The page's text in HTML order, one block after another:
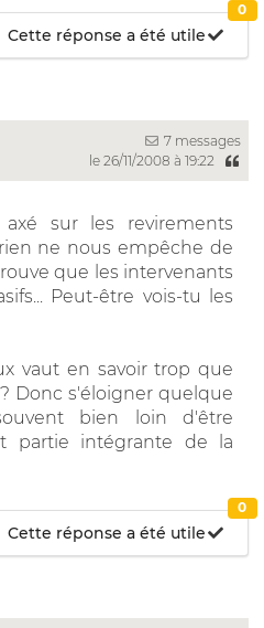
Cette réponse a été utile
0
7 messages
le 26/11/2008 à 19:22
sur les revirements
ne nous empêche de
que les intervenants
Peut-être vois-tu les
vaut en savoir trop que
Donc s'éloigner quelque
bien loin d'être
partie intégrante de la
Cette réponse a été utile
0